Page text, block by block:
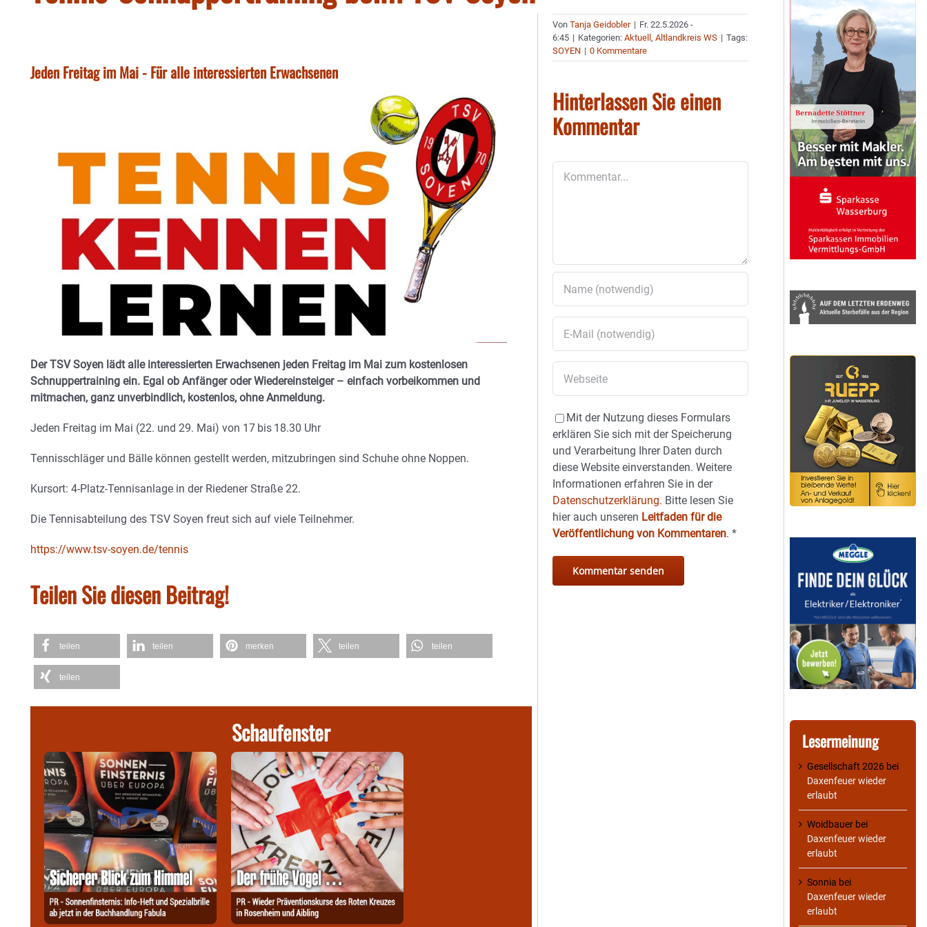
Jeden Freitag im Mai - Für alle interessierten Erwachsenen
Der TSV Soyen lädt alle interessierten ­Erwachsenen jeden Freitag im Mai zum kostenlosen
Schnuppertraining ein. Egal ob Anfänger oder Wiedereinsteiger – einfach vorbeikommen und
mitmachen, ganz unverbindlich, kostenlos, ohne Anmeldung.
Jeden Freitag im Mai (22. und 29. Mai) von 17 bis 18.30 Uhr
Tennisschläger und Bälle können gestellt werden, mitzubringen sind Schuhe ohne Noppen.
Kursort: 4-Platz-Tennisanlage in der Riedener Straße 22.
Die Tennisabteilung des TSV Soyen freut sich auf viele Teilnehmer.
https://www.tsv-soyen.de/tennis
Teilen Sie diesen Beitrag!
teilen teilen merken teilen teilen
teilen
Schaufenster
VonTanja Geidobler | Fr. 22.5.2026 -
6:45 | Kategorien:Aktuell,Altlandkreis WS | Tags:
SOYEN | 0 Kommentare
Hinterlassen Sie einen
Kommentar
Mit der Nutzung dieses Formulars
erklären Sie sich mit der Speicherung
und Verarbeitung Ihrer Daten durch
diese Website einverstanden. Weitere
Informationen erfahren Sie in der
Datenschutzerklärung. Bitte lesen Sie
hier auch unseren Leitfaden für die
Veröffentlichung von Kommentaren.*
Lesermeinung
Gesellschaft 2026 bei
Daxenfeuer wieder
erlaubt
Woidbauer bei
Daxenfeuer wieder
erlaubt
Sonnia bei
Daxenfeuer wieder
erlaubt